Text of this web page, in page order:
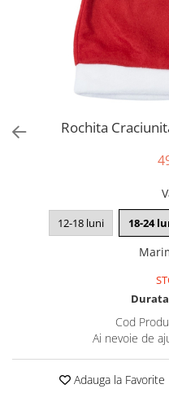
Rochita
12-18 luni 18-24
Cod
Ai nevoie de
Adauga la Favorite